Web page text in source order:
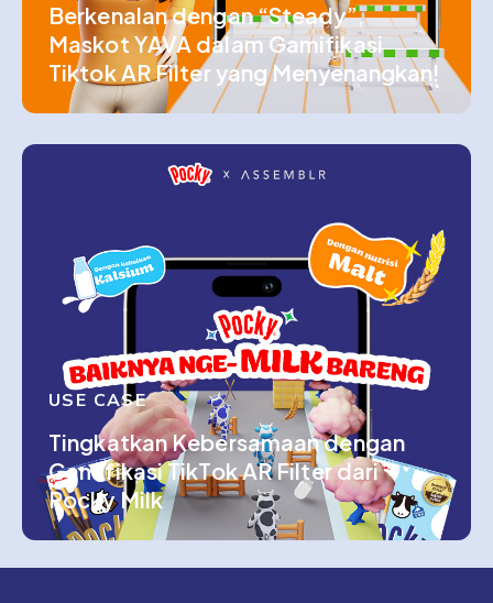
Berkenalan dengan “Steady”,
Maskot YAVA dalam Gamifikasi
Tiktok AR Filter yang Menyenangkan!
USE CASE
Tingkatkan Kebersamaan dengan
Gamifikasi TikTok AR Filter dari
Pocky Milk